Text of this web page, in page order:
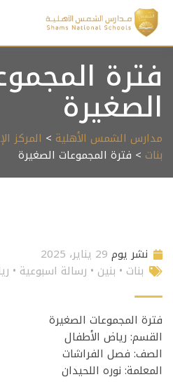
Skip
content
فترة
الصغيرة ️
مدارس الشمس الأهلية > المركز
بنات > فترة المجموعات الصغيرة ️
نشر يوم 29 يناير، 2025
بنات • بنين • رسالة اسبوعية •
فترة المجموعات الصغيرة ️
القسم: رياض الأطفال
الصف: فصل الفراشات
المعلمة: نوره اللحيدان